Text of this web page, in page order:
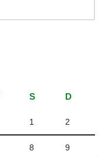
S D
1 2
8 9